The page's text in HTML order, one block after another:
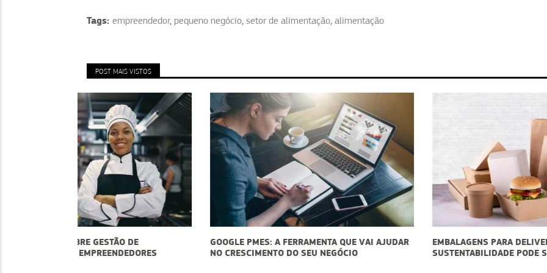
Tags: empreendedor, pequeno negócio, setor de alimentação, alimentação
POST MAIS VISTOS
GOOGLE PMES: A FERRAMENTA QUE VAI AJUDAR
NO CRESCIMENTO DO SEU NEGÓCIO
EMBALAGENS PARA DELIVERY:
SUSTENTABILIDADE PODE SER UM DIFERENCIAL